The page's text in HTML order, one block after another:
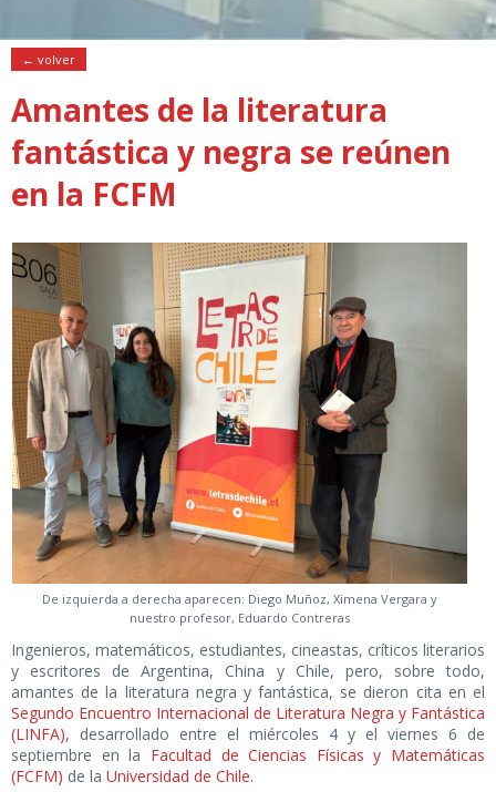
← volver
Amantes de la literatura
fantástica y negra se reúnen
en la FCFM
De izquierda a derecha aparecen: Diego Muñoz, Ximena Vergara y
nuestro profesor, Eduardo Contreras
Ingenieros, matemáticos, estudiantes, cineastas, críticos literarios
y escritores de Argentina, China y Chile, pero, sobre todo,
amantes de la literatura negra y fantástica, se dieron cita en el
Segundo Encuentro Internacional de Literatura Negra y Fantástica
(LINFA), desarrollado entre el miércoles 4 y el viernes 6 de
septiembre en la Facultad de Ciencias Físicas y Matemáticas
(FCFM) de la Universidad de Chile.